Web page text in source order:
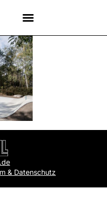
& Datenschutz